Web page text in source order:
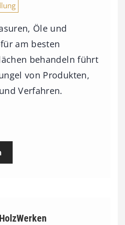
Öle und
am besten
behandeln führt
von Produkten,
Verfahren.